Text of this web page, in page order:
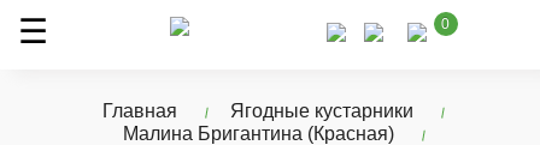
0
Главная
Ягодные кустарники
Малина Бригантина (Красная)